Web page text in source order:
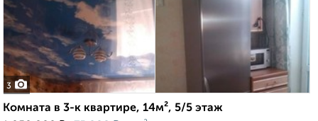
3
Комната в 3-к квартире, 14м², 5/5 этаж